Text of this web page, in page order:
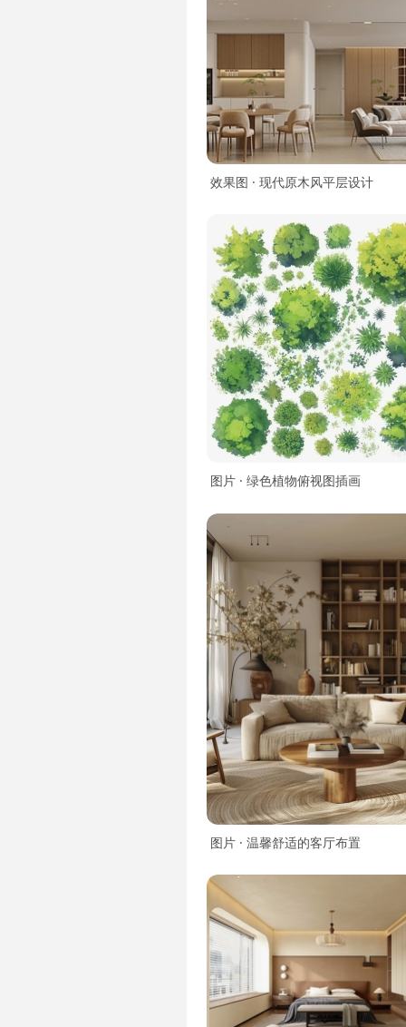
效果图 · 现代原木风平层设计
图片 · 绿色植物俯视图插画
图片 · 温馨舒适的客厅布置